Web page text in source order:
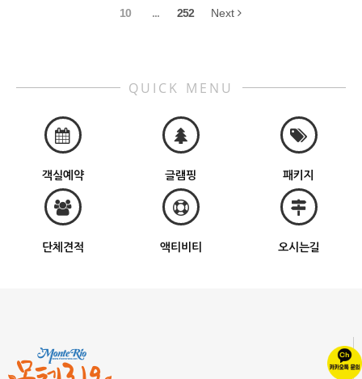
10 ... 252 Next
QUICK MENU
객실예약 글램핑 패키지
단체견적 액티비티 오시는길